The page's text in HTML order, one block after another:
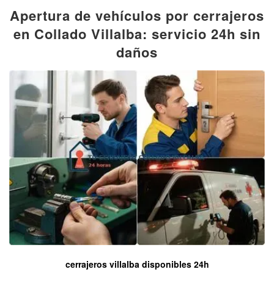
Apertura de vehículos por cerrajeros
en Collado Villalba: servicio 24h sin
daños
cerrajeros villalba disponibles 24h